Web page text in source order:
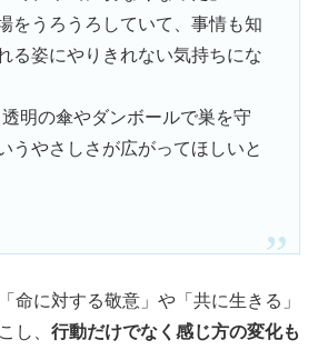
をうろうろしていて、事情も知
る姿にやりきれない気持ちにな
透明の傘やダンボールで巣を守
うやさしさが広がってほしいと
命に対する敬意」や「共に生きる」
し、 行動だけでなく感じ方の変化も